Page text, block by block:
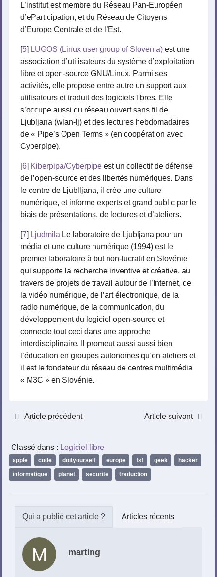
L’institut est membre du Réseau Pan-Européen
d’eParticipation, et du Réseau de Citoyens
d’Europe Centrale et de l’Est.
[5] LUGOS (Linux user group of Slovenia) est une
association d’utilisateurs du système d’exploitation
libre et open-source GNU/Linux. Parmi ses
activités, elle propose entre autre un support aux
utilisateurs et traduit des logiciels libres. Elle
s’occupe aussi du réseau ouvert sans fil de
Ljubljana (wlan-lj) et des lectures hebdomadaires
de « Pipe’s Open Terms » (en coopération avec
Cyberpipe).
[6] Kiberpipa/Cyberpipe est un collectif de défense
de l’open-source et des libertés numériques. Dans
le centre de Ljublljana, il crée une culture
numérique, et informe experts et grand public par le
biais de présentations, de lectures et d’ateliers.
[7] Ljudmila Le laboratoire de Ljubljana pour un
média et une culture numérique (1994) est le
premier laboratoire à but non-lucratif en Slovénie
qui supporte la recherche inventive et créative, au
travers de projets de travail autour de l’Internet, de
la vidéo numérique, de l’art électronique, de la
radio numérique, de la communication, du
développement du logiciel open-source et
connecte tout ceci dans une approche
interdisciplinaire. Il promeut aussi aussi bien
l’éducation en groupes autonomes qu’en ateliers et
il est le fondateur du réseau de centres multimédia
« M3C » en Slovénie.
Article précédent Article suivant
Classé dans : Logiciel libre
apple code doityourself europe fsf geek hacker
informatique planet securite traduction
Articles récents
marting